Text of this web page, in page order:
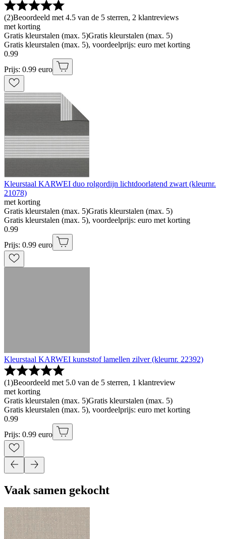
(2)Beoordeeld met 4.5 van de 5 sterren, 2 klantreviews
met korting
Gratis kleurstalen (max. 5)Gratis kleurstalen (max. 5)
Gratis kleurstalen (max. 5), voordeelprijs: euro met korting
0.99
Prijs: 0.99 euro
Kleurstaal KARWEI duo rolgordijn lichtdoorlatend zwart (kleurnr.
21078)
met korting
Gratis kleurstalen (max. 5)Gratis kleurstalen (max. 5)
Gratis kleurstalen (max. 5), voordeelprijs: euro met korting
0.99
Prijs: 0.99 euro
Kleurstaal KARWEI kunststof lamellen zilver (kleurnr. 22392)
(1)Beoordeeld met 5.0 van de 5 sterren, 1 klantreview
met korting
Gratis kleurstalen (max. 5)Gratis kleurstalen (max. 5)
Gratis kleurstalen (max. 5), voordeelprijs: euro met korting
0.99
Prijs: 0.99 euro
Vaak samen gekocht